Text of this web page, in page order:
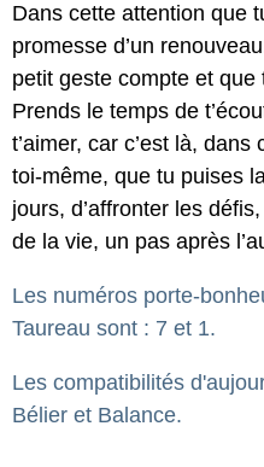
Dans cette attention que
promesse d’un
petit geste compte et
Prends le temps de
t’aimer, car c’est là,
toi-même, que tu puises
jours, d’affronter les
de la vie, un pas après
Les numéros porte-
Taureau sont : 7 et 1.
Les compatibilités
Bélier et Balance.